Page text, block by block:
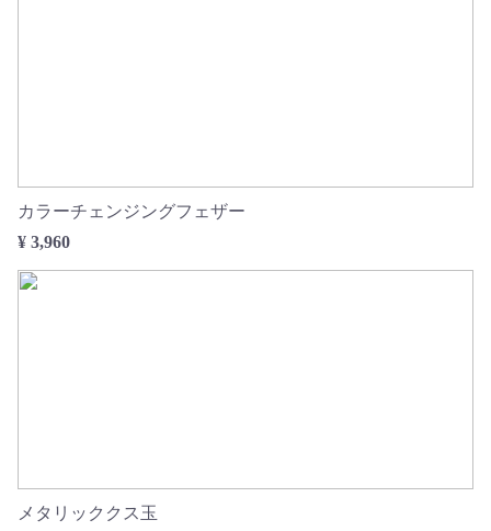
カラーチェンジングフェザー
¥ 3,960
メタリッククス玉